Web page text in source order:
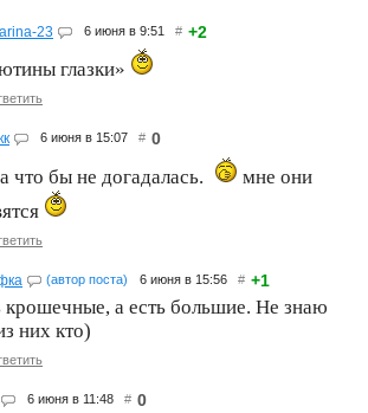
23 6 июня в 9:51 # +2
глазки»
6 июня в 15:07 # 0
что бы не догадалась.
мне они
(автор поста) 6 июня в 15:56 # +1
крошечные, а есть большие. Не знаю
них кто)
6 июня в 11:48 # 0